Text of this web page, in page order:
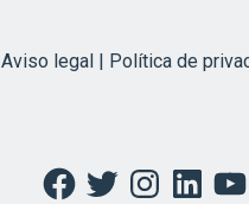
Aviso legal | Política de
Facebook
TwitterInstagramLinkedIn